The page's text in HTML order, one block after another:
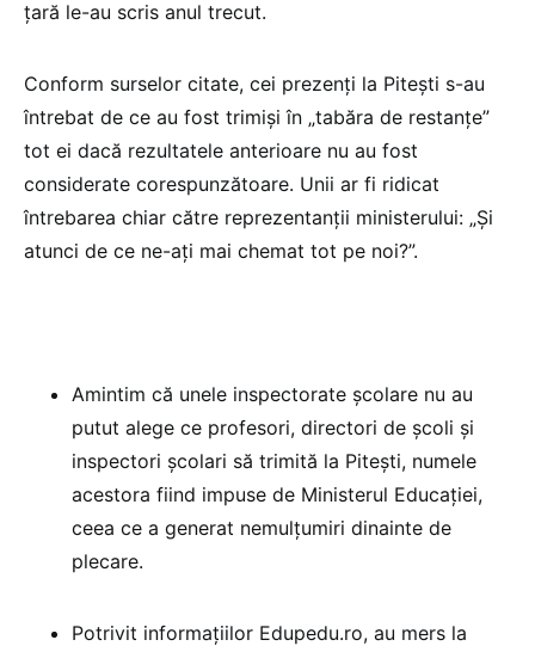
țară le-au scris anul trecut.
Conform surselor citate, cei prezenți la Pitești s-au
întrebat de ce au fost trimiși în „tabăra de restanțe”
tot ei dacă rezultatele anterioare nu au fost
considerate corespunzătoare. Unii ar fi ridicat
întrebarea chiar către reprezentanții ministerului: „Și
atunci de ce ne-ați mai chemat tot pe noi?”.
Amintim că unele inspectorate școlare nu au
putut alege ce profesori, directori de școli și
inspectori școlari să trimită la Pitești, numele
acestora fiind impuse de Ministerul Educației,
ceea ce a generat nemulțumiri dinainte de
plecare.
Potrivit informațiilor Edupedu.ro, au mers la